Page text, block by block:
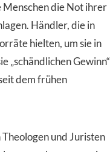
Menschen die Not ihrer
Händler, die in
hielten, um sie in
„schändlichen Gewinn“
dem frühen
und Juristen